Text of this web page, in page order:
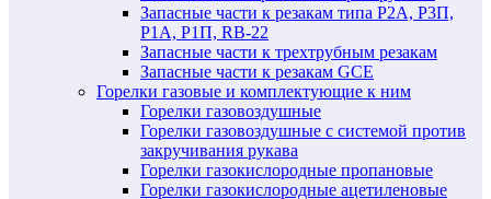
Запасные части к резакам типа Р2А, Р3П,
Р1А, Р1П, RB-22
Запасные части к трехтрубным резакам
Запасные части к резакам GCE
Горелки газовые и комплектующие к ним
Горелки газовоздушные
Горелки газовоздушные с системой против
закручивания рукава
Горелки газокислородные пропановые
Горелки газокислородные ацетиленовые